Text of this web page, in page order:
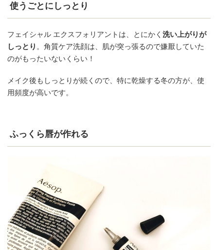
使うごとにしっとり
フェイシャル エクスフォリアントは、とにかく 洗い上がりが
しっとり 。角質ケア洗顔は、肌が突っ張るので嫌厭していた
のがもったいないくらい！
メイク後もしっとりが続くので、特に乾燥する冬の方が、使
用頻度が高いです。
ふっくら唇が作れる